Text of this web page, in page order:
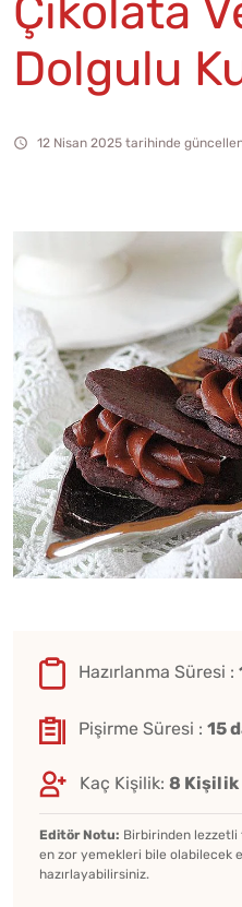
Çikolata
Dolgulu
12 Nisan 2025 tarihinde
Hazırlanma Süresi :
Pişirme Süresi : 15
Kaç Kişilik: 8 Kişilik
Editör Notu: Birbirinden lezzetli
en zor yemekleri bile olabilecek
hazırlayabilirsiniz.